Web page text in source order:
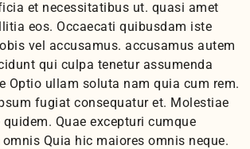
et necessitatibus ut. quasi amet
eos. Occaecati quibusdam iste
vel accusamus. accusamus autem
qui culpa tenetur assumenda
Optio ullam soluta nam quia cum rem.
fugiat consequatur et. Molestiae
Quae excepturi cumque
Quia hic maiores omnis neque.